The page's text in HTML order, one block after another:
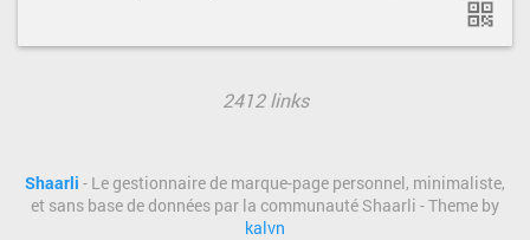
2412 links
Shaarli - Le gestionnaire de marque-page personnel, minimaliste,
et sans base de données par la communauté Shaarli - Theme by
kalvn